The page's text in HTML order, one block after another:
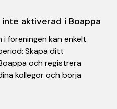
aktiverad i Boappa
föreningen kan enkelt
Skapa ditt
och registrera
kollegor och börja